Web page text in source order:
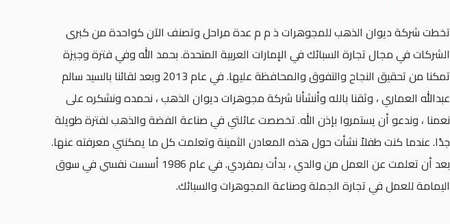
تخطت شركة ديوان الذهب للمجوهرات ذ م م عدة مراحل وتصنف الآن كواحدة من كبرى
الشركات في مجال تجارة السبائك في الإمارات العربية المتحدة. بحمد الله وفي فترة وجيزة
تمكنا من تحقيق النجاح والتفوق والمحافظة عليها. في عام 2013 وبعد لقائنا بالسيد سالم
عبدالله العماري ، وثقنا بالله وأنشأنا شركة مجوهرات ديوان الذهب ، نحمده ونشكره على
نعمنا ، وندعو أن يستمروا بإذن الله. تخصصت عائلتي في صناعة الفضة والذهب لفترة طويلة
جدًا. عندما كنت طفلاً نشأت حول هذه المعادن الثمينة وتعلمت كل ما يمكنني معرفته عنها.
بعد أن تعلمت عن العمل من والدي ، بدأت بمفردي. في عام 1986 أسست نفسي في سوق
اليمامة للعمل في تجارة الجملة وصناعة المجوهرات والسبائك.